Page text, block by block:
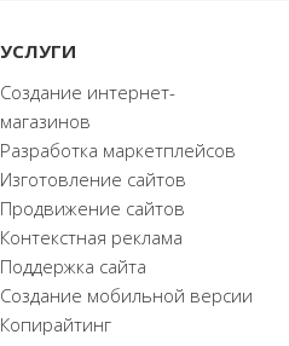
УСЛУГИ
Создание интернет-
магазинов
Разработка маркетплейсов
Изготовление сайтов
Продвижение сайтов
Контекстная реклама
Поддержка сайта
Создание мобильной версии
Копирайтинг